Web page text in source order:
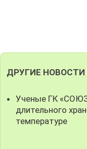
ДРУГИЕ НОВОСТИ
Ученые ГК
длительного
температуре